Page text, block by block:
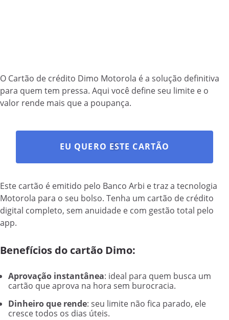
O Cartão de crédito Dimo Motorola é a solução definitiva
para quem tem pressa. Aqui você define seu limite e o
valor rende mais que a poupança.
EU QUERO ESTE CARTÃO
Este cartão é emitido pelo Banco Arbi e traz a tecnologia
Motorola para o seu bolso. Tenha um cartão de crédito
digital completo, sem anuidade e com gestão total pelo
app.
Benefícios do cartão Dimo:
Aprovação instantânea: ideal para quem busca um
cartão que aprova na hora sem burocracia.
Dinheiro que rende: seu limite não fica parado, ele
cresce todos os dias úteis.